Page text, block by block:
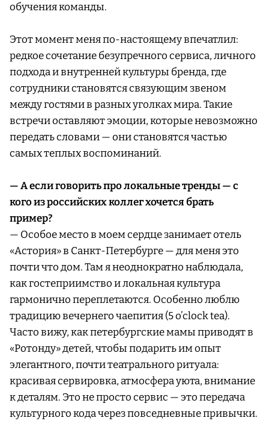
обучения команды.
Этот момент меня по-настоящему впечатлил:
редкое сочетание безупречного сервиса, личного
подхода и внутренней культуры бренда, где
сотрудники становятся связующим звеном
между гостями в разных уголках мира. Такие
встречи оставляют эмоции, которые невозможно
передать словами — они становятся частью
самых теплых воспоминаний.
— А если говорить про локальные тренды — с
кого из российских коллег хочется брать
пример?
— Особое место в моем сердце занимает отель
«Астория» в Санкт-Петербурге — для меня это
почти что дом. Там я неоднократно наблюдала,
как гостеприимство и локальная культура
гармонично переплетаются. Особенно люблю
традицию вечернего чаепития (5 o’clock tea).
Часто вижу, как петербургские мамы приводят в
«Ротонду» детей, чтобы подарить им опыт
элегантного, почти театрального ритуала:
красивая сервировка, атмосфера уюта, внимание
к деталям. Это не просто сервис — это передача
культурного кода через повседневные привычки.